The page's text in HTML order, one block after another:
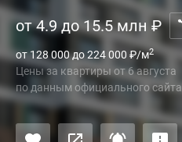
от 4.9 до 15.5 млн ₽
от 128 000 до 224 000 ₽/м2
Цены за квартиры от6 августа
по данным официального сайта